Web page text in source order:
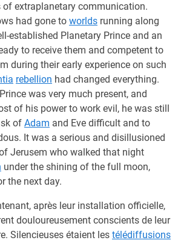
of extraplanetary communication.
had gone to worlds running along
established Planetary Prince and an
to receive them and competent to
during their early experience on such
rebellion had changed everything.
was very much present, and
of his power to work evil, he was still
of Adam and Eve difficult and to
It was a serious and disillusioned
Jerusem who walked that night
under the shining of the full moon,
the next day.
après leur installation officielle,
douloureusement conscients de leur
Silencieuses étaient les télédiffusions